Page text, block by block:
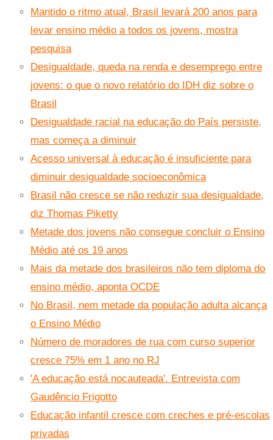
Mantido o ritmo atual, Brasil levará 200 anos para
levar ensino médio a todos os jovens, mostra
pesquisa
Desigualdade, queda na renda e desemprego entre
jovens: o que o novo relatório do IDH diz sobre o
Brasil
Desigualdade racial na educação do País persiste,
mas começa a diminuir
Acesso universal à educação é insuficiente para
diminuir desigualdade socioeconômica
Brasil não cresce se não reduzir sua desigualdade,
diz Thomas Piketty
Metade dos jovens não consegue concluir o Ensino
Médio até os 19 anos
Mais da metade dos brasileiros não tem diploma do
ensino médio, aponta OCDE
No Brasil, nem metade da população adulta alcança
o Ensino Médio
Número de moradores de rua com curso superior
cresce 75% em 1 ano no RJ
'A educação está nocauteada'. Entrevista com
Gaudêncio Frigotto
Educação infantil cresce com creches e pré-escolas
privadas